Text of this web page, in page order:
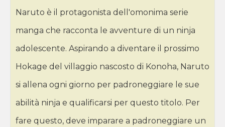
Naruto è il protagonista dell'omonima serie
manga che racconta le avventure di un ninja
adolescente. Aspirando a diventare il prossimo
Hokage del villaggio nascosto di Konoha, Naruto
si allena ogni giorno per padroneggiare le sue
abilità ninja e qualificarsi per questo titolo. Per
fare questo, deve imparare a padroneggiare un